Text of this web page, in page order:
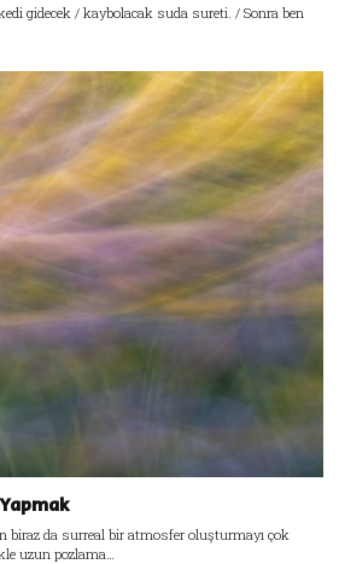
gidecek / kaybolacak suda sureti. / Sonra ben
biraz da surreal bir atmosfer oluşturmayı çok
uzun pozlama…